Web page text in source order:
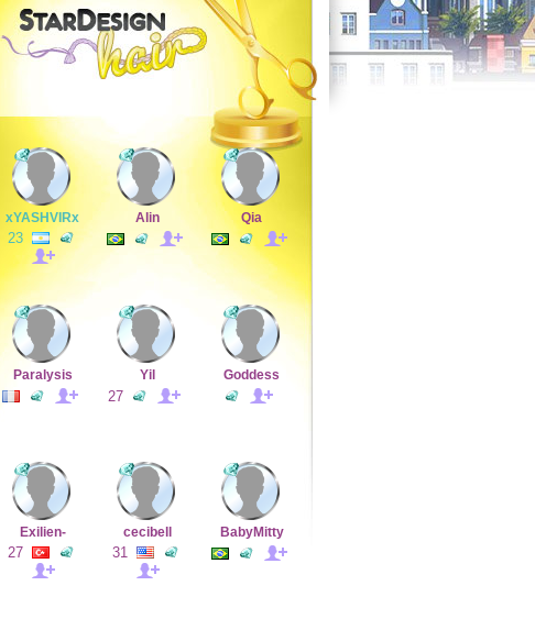
xYASHVIRx
23
Alin Qia
Paralysis Yil
27
Goddess
Exilien-
27
cecibell
31
BabyMitty